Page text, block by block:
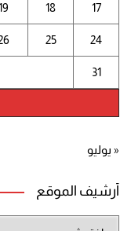
17
18
24
25
31
« يوليو
أرشيف الموقع